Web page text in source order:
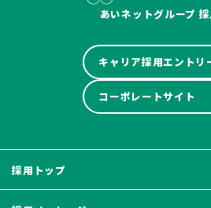
あいネットグループ
採用トップ
キャリア採用エントリ
コーポレートサイト